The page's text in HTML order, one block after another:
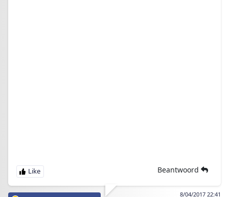
Beantwoord
8/04/2017 22:41